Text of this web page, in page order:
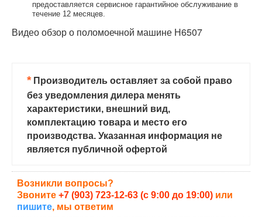
предоставляется сервисное гарантийное обслуживание в
течение 12 месяцев.
Видео обзор о поломоечной машине Н6507
*Производитель оставляет за собой право
без уведомления дилера менять
характеристики, внешний вид,
комплектацию товара и место его
производства. Указанная информация не
является публичной офертой
Возникли вопросы?
Звоните +7 (903) 723-12-63 (с 9:00 до 19:00) или
пишите, мы ответим